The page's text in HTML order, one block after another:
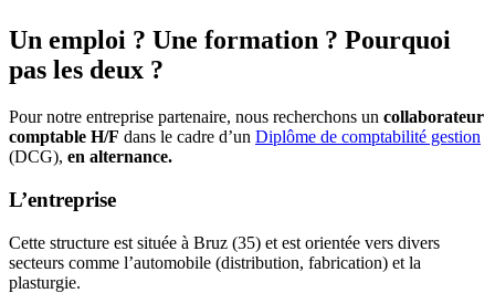
Un emploi ? Une formation ? Pourquoi
pas les deux ?
Pour notre entreprise partenaire, nous recherchons un collaborateur
comptable H/F dans le cadre d’un Diplôme de comptabilité gestion
(DCG), en alternance.
L’entreprise
Cette structure est située à Bruz (35) et est orientée vers divers
secteurs comme l’automobile (distribution, fabrication) et la
plasturgie.